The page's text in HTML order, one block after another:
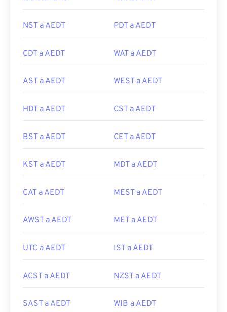
NST a AEDT PDT a AEDT
CDT a AEDT WAT a AEDT
AST a AEDT WEST a AEDT
HDT a AEDT CST a AEDT
BST a AEDT CET a AEDT
KST a AEDT MDT a AEDT
CAT a AEDT MEST a AEDT
AWST a AEDT MET a AEDT
UTC a AEDT IST a AEDT
ACST a AEDT NZST a AEDT
SAST a AEDT WIB a AEDT